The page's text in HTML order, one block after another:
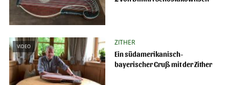
VIDEO
ZITHER
Ein südamerikanisch-
bayerischer Gruß mit der Zither